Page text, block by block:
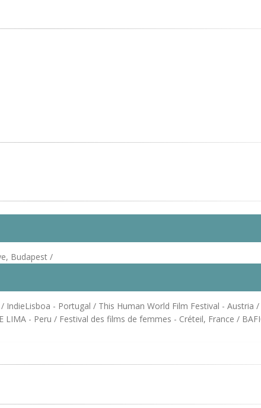
Budapest /
- Portugal / This Human World Film Festival -
- Peru / Festival des films de femmes - Créteil, France /